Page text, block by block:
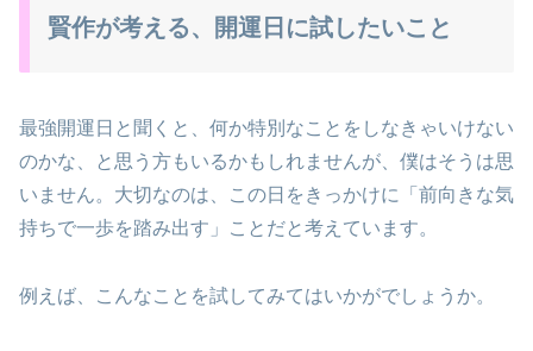
賢作が考える、開運日に試したいこと
最強開運日と聞くと、何か特別なことをしなきゃいけない
のかな、と思う方もいるかもしれませんが、僕はそうは思
いません。大切なのは、この日をきっかけに「前向きな気
持ちで一歩を踏み出す」ことだと考えています。
例えば、こんなことを試してみてはいかがでしょうか。